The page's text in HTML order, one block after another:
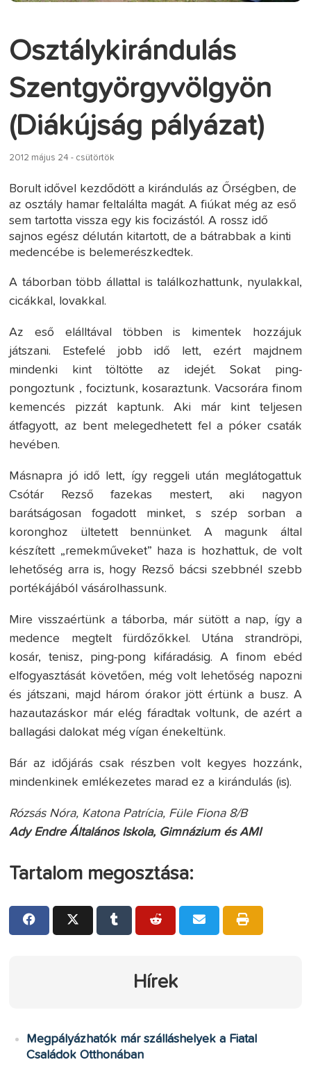
Osztálykirándulás
Szentgyörgyvölgyön
(Diákújság pályázat)
2012 május 24 - csütörtök
Borult idővel kezdődött a kirándulás az Őrségben, de
az osztály hamar feltalálta magát. A fiúkat még az eső
sem tartotta vissza egy kis focizástól. A rossz idő
sajnos egész délután kitartott, de a bátrabbak a kinti
medencébe is belemerészkedtek.
A táborban több állattal is találkozhattunk, nyulakkal,
cicákkal, lovakkal.
Az eső elálltával többen is kimentek hozzájuk
játszani. Estefelé jobb idő lett, ezért majdnem
mindenki kint töltötte az idejét. Sokat ping-
pongoztunk , fociztunk, kosaraztunk. Vacsorára finom
kemencés pizzát kaptunk. Aki már kint teljesen
átfagyott, az bent melegedhetett fel a póker csaták
hevében.
Másnapra jó idő lett, így reggeli után meglátogattuk
Csótár Rezső fazekas mestert, aki nagyon
barátságosan fogadott minket, s szép sorban a
koronghoz ültetett bennünket. A magunk által
készített „remekműveket” haza is hozhattuk, de volt
lehetőség arra is, hogy Rezső bácsi szebbnél szebb
portékájából vásárolhassunk.
Mire visszaértünk a táborba, már sütött a nap, így a
medence megtelt fürdőzőkkel. Utána strandröpi,
kosár, tenisz, ping-pong kifáradásig. A finom ebéd
elfogyasztását követően, még volt lehetőség napozni
és játszani, majd három órakor jött értünk a busz. A
hazautazáskor már elég fáradtak voltunk, de azért a
ballagási dalokat még vígan énekeltünk.
Bár az időjárás csak részben volt kegyes hozzánk,
mindenkinek emlékezetes marad ez a kirándulás (is).
Rózsás Nóra, Katona Patrícia, Füle Fiona 8/B
Ady Endre Általános Iskola, Gimnázium és AMI
Tartalom megosztása:
Hírek
Megpályázhatók már szálláshelyek a Fiatal
Családok Otthonában